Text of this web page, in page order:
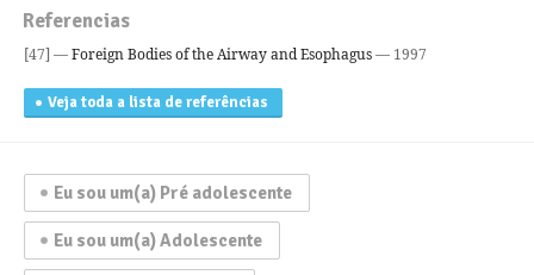
Referencias
[47] —Foreign Bodies of the Airway and Esophagus— 1997
Veja toda a lista de referências
Eu sou um(a) Pré adolescente
Eu sou um(a) Adolescente